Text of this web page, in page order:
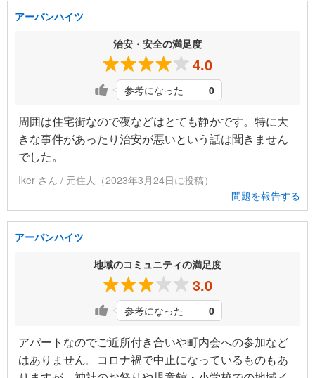
アーバンハイツ
治安・安全の満足度
4.0
参考になった 0
周囲は住宅街なので夜などはとても静かです。特に大
きな事件があったり治安が悪いという話は聞きません
でした。
Iker さん / 元住人（2023年3月24日に投稿）
問題を報告する
アーバンハイツ
地域のコミュニティの満足度
3.0
参考になった 0
アパートなのでご近所付き合いや町内会への参加など
はありません。コロナ禍で中止になっているものもあ